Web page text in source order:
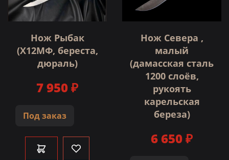
Нож Рыбак
(Х12МФ, береста,
дюраль)
Под заказ
7 950 ₽
Нож Севера ,
малый
(дамасская сталь
1200 слоёв,
рукоять
карельская
береза)
6 650 ₽